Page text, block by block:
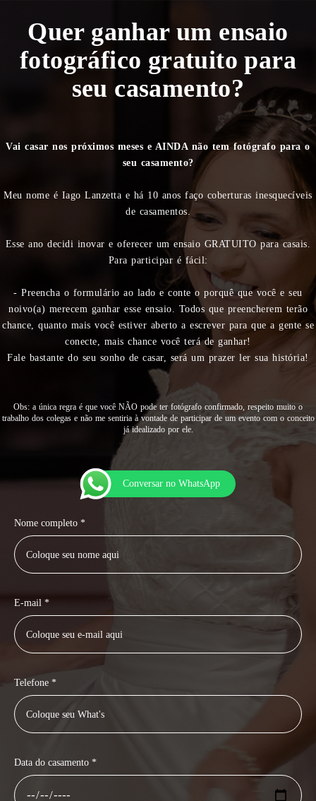
Quer ganhar um ensaio
fotográfico gratuito para
seu casamento?
Vai casar nos próximos meses e AINDA não tem fotógrafo para o
seu casamento?
Meu nome é Iago Lanzetta e há 10 anos faço coberturas inesquecíveis
de casamentos.
Esse ano decidi inovar e oferecer um ensaio GRATUITO para casais.
Para participar é fácil:
- Preencha o formulário ao lado e conte o porquê que você e seu
noivo(a) merecem ganhar esse ensaio. Todos que preencherem terão
chance, quanto mais você estiver aberto a escrever para que a gente se
conecte, mais chance você terá de ganhar!
Fale bastante do seu sonho de casar, será um prazer ler sua história!
Obs: a única regra é que você NÃO pode ter fotógrafo confirmado, respeito muito o
trabalho dos colegas e não me sentiria à vontade de participar de um evento com o conceito
já idealizado por ele.
Conversar no WhatsApp
Nome completo *
E-mail *
Telefone *
Data do casamento *